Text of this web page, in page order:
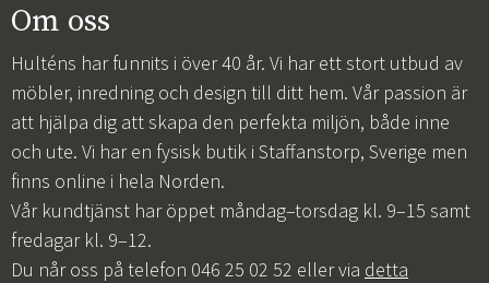
Om oss
Hulténs har funnits i över 40 år. Vi har ett stort utbud av
möbler, inredning och design till ditt hem. Vår passion är
att hjälpa dig att skapa den perfekta miljön, både inne
och ute. Vi har en fysisk butik i Staffanstorp, Sverige men
finns online i hela Norden.
Vår kundtjänst har öppet måndag–torsdag kl. 9–15 samt
fredagar kl. 9–12.
Du når oss på telefon 046 25 02 52 eller via detta